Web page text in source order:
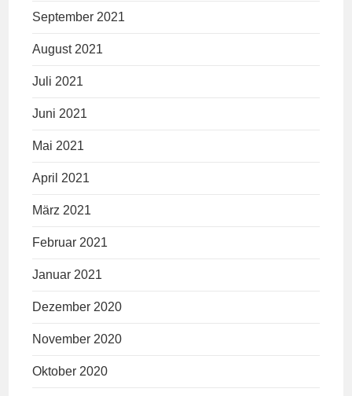
September 2021
August 2021
Juli 2021
Juni 2021
Mai 2021
April 2021
März 2021
Februar 2021
Januar 2021
Dezember 2020
November 2020
Oktober 2020